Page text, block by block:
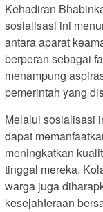
Kehadiran
sosialisasi ini
antara aparat
berperan sebagai
menampung
pemerintah yang
Melalui sosialisasi
dapat
meningkatkan
tinggal mereka.
warga juga
kesejahteraan